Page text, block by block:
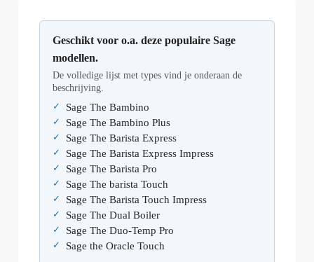
Geschikt voor o.a. deze populaire Sage
modellen.
De volledige lijst met types vind je onderaan de
beschrijving.
Sage The Bambino
Sage The Bambino Plus
Sage The Barista Express
Sage The Barista Express Impress
Sage The Barista Pro
Sage The barista Touch
Sage The Barista Touch Impress
Sage The Dual Boiler
Sage The Duo-Temp Pro
Sage the Oracle Touch